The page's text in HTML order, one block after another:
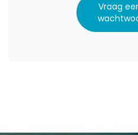
Vraag